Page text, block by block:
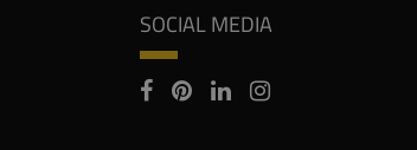
SOCIAL MEDIA